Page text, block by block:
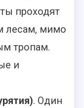
проходят
лесам, мимо
тропам.
и
. Один